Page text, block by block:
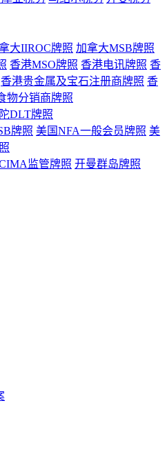
大IIROC牌照 加拿大MSB牌照
香港MSO牌照 香港电讯牌照 香
香港贵金属及宝石注册商牌照 香
物分销商牌照
DLT牌照
牌照 美国NFA一般会员牌照 美
监管牌照 开曼群岛牌照